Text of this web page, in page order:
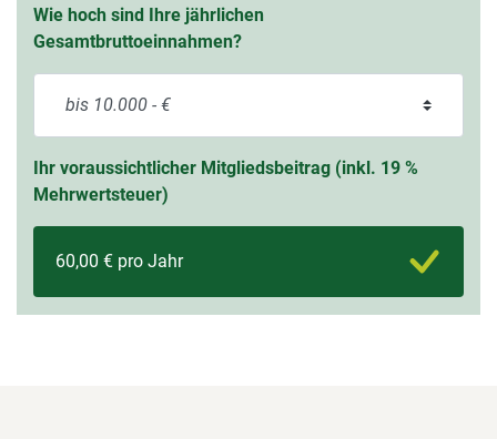
Wie hoch sind Ihre jährlichen
Gesamtbruttoeinnahmen?
Ihr voraussichtlicher Mitgliedsbeitrag (inkl. 19 %
Mehrwertsteuer)
60,00 € pro Jahr